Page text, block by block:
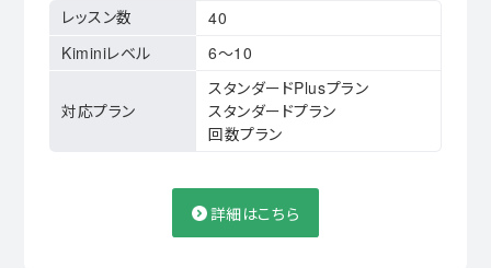
レッスン数
40
Kiminiレベル
6〜10
対応プラン
スタンダードPlusプラン
スタンダードプラン
回数プラン
詳細はこちら